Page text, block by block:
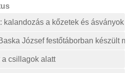
kalandozás a kőzetek és ásványok
József festőtáborban készült
a csillagok alatt